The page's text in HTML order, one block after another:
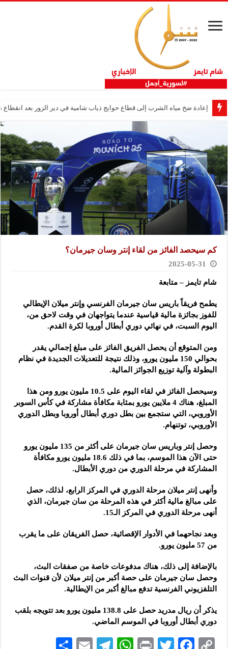
إعادة ضخ مياه الشرب إلى قطاع حوايج ذياب شامية في دير الزور بعد انقطاع دام 12
كم سيحصد الفائز من لقاء إنتر وسان جيرمان؟
2025-05-31
شام تايمز – متابعة
يطمح فريقاً باريس سان جيرمان الفرنسي وإنتر ميلان الإيطالي
للفوز بجائزة مالية قياسية عندما يتواجهان في وقت لاحق من،
اليوم السبت، في نهائي دوري أبطال أوروبا لكرة القدم.
ومن المتوقع أن يحصل الفريق الفائز على مبلغ إجمالي يقدر
بحوالي 150 مليون يورو، وذلك نتيجة للتعديلات الجديدة في نظام
البطولة وآلية توزيع الجوائز المالية.
وسيحصل الفائز في لقاء اليوم على 10.5 مليون يورو ومن هذا
المبلغ، هناك 4 ملايين يورو بمثابة مكافأة مشاركة في كأس السوبر
الأوروبي، التي ستجمع بين بطل دوري أبطال أوروبا وبطل الدوري
الأوروبي، توتنهام.
وحصل إنتر وباريس سان جيرمان على أكثر من 135 مليون يورو
حتى الآن هذا الموسم، بما في ذلك 18.6 مليون يورو مكافأة
المشاركة في مرحلة الدوري من دوري الأبطال.
وأنهى إنتر ميلان مرحلة الدوري في المركز الرابع، لذلك، حصل
على مبالغ مالية أكثر في هذه المرحلة من سان جيرمان، الذي
أنهى مرحلة الدوري في المركز الـ15.
وبعد نجاحهما في الأدوار الإقصائية، حصل الفريقان على ما يقرب
من 57 مليون يورو.
بالإضافة إلى ذلك، هناك مدفوعات خاصة من صفقات البث،
وحصل سان جيرمان على حصة أكبر من إنتر ميلان لأن قنوات البث
التلفزيوني الفرنسية تدفع مبالغ أكبر من الإيطالية.
يذكر أن ريال مدريد حصل على 138.8 مليون يورو بعد تتويجه بلقب
دوري أبطال أوروبا في الموسم الماضي.
C
F
T
P
W
Te
E